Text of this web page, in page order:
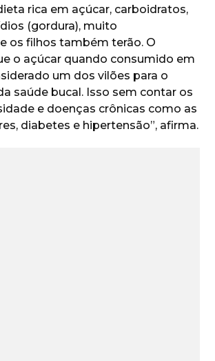
rica em açúcar, carboidratos,
(gordura), muito
os filhos também terão. O
o açúcar quando consumido em
um dos vilões para o
saúde bucal. Isso sem contar os
e doenças crônicas como as
diabetes e hipertensão”, afirma.